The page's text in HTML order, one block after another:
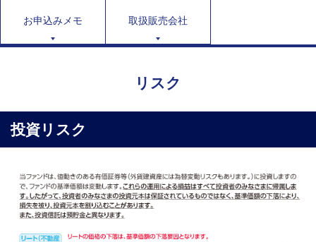
お申込みメモ 取扱販売会社
リスク
投資リスク